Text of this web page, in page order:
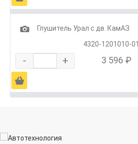
1
Глушитель Урал с дв. КамАЗ
4320-1201010-01
- + 3 596 ₽
Ä